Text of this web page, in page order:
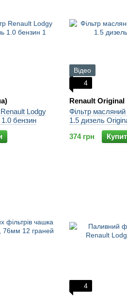
Lodgy
бензин
Відео
4
Renault Original
Фільтр
1.5 дизель
374 грн
4